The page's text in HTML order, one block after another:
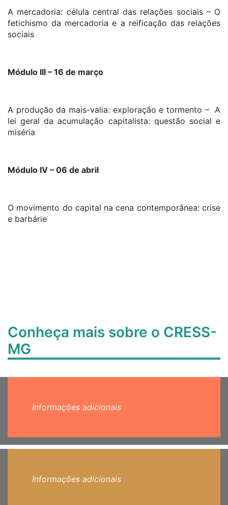
A mercadoria: célula central das relações sociais – O
fetichismo da mercadoria e a reificação das relações
sociais
Módulo III – 16 de março
A produção da mais-valia: exploração e tormento – A
lei geral da acumulação capitalista: questão social e
miséria
Módulo IV – 06 de abril
O movimento do capital na cena contemporânea: crise
e barbárie
Conheça mais sobre o CRESS-
MG
Informações adicionais
Informações adicionais